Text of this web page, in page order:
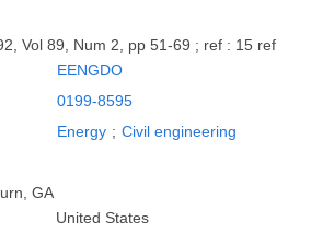
Vol 89, Num 2, pp 51-69 ; ref : 15 ref
EENGDO
0199-8595
Energy ; Civil engineering
GA
United States